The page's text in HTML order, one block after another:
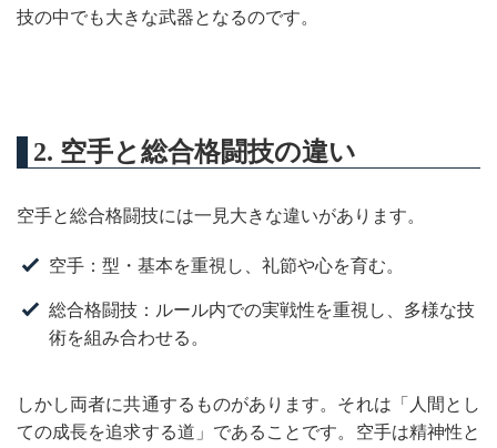
技の中でも大きな武器となるのです。
2. 空手と総合格闘技の違い
空手と総合格闘技には一見大きな違いがあります。
空手：型・基本を重視し、礼節や心を育む。
総合格闘技：ルール内での実戦性を重視し、多様な技
術を組み合わせる。
しかし両者に共通するものがあります。それは「人間とし
ての成長を追求する道」であることです。空手は精神性と